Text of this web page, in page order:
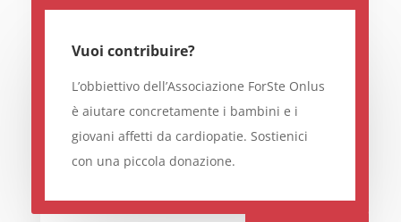
Vuoi contribuire?
L’obbiettivo dell’Associazione ForSte Onlus
è aiutare concretamente i bambini e i
giovani affetti da cardiopatie. Sostienici
con una piccola donazione.